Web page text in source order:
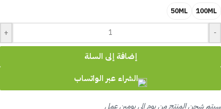
100ML
50ML
-
+
إضافة إلى السلة
الشراء عبر الواتساب
سيتم شحن المنتج من يوم إلى يومين عمل